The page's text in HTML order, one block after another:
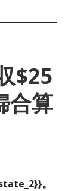
$25
合算
。